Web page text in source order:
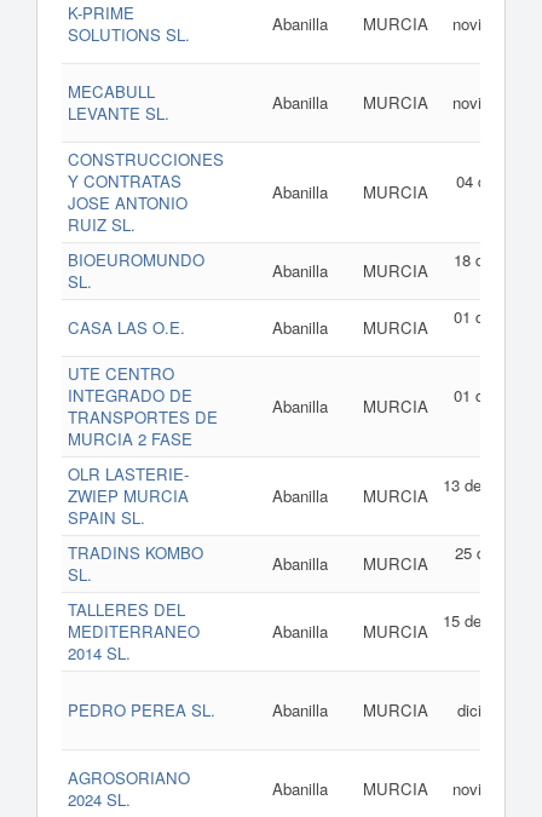
K-PRIME
SOLUTIONS SL.
Abanilla MURCIA
noviembre
MECABULL
LEVANTE SL.
Abanilla MURCIA
noviembre
CONSTRUCCIONES
Y CONTRATAS
JOSE ANTONIO
RUIZ SL.
Abanilla MURCIA
04 de
BIOEUROMUNDO
SL.
Abanilla MURCIA
18 de julio
CASA LAS O.E.
Abanilla MURCIA
01 de julio
UTE CENTRO
INTEGRADO DE
TRANSPORTES DE
MURCIA 2 FASE
Abanilla MURCIA
01 de julio
OLR LASTERIE-
ZWIEP MURCIA
SPAIN SL.
Abanilla MURCIA
13 de mayo
TRADINS KOMBO
SL.
Abanilla MURCIA
25 de
TALLERES DEL
MEDITERRANEO
2014 SL.
Abanilla MURCIA
15 de enero
PEDRO PEREA SL. Abanilla MURCIA
diciembre
AGROSORIANO
2024 SL.
Abanilla MURCIA
noviembre